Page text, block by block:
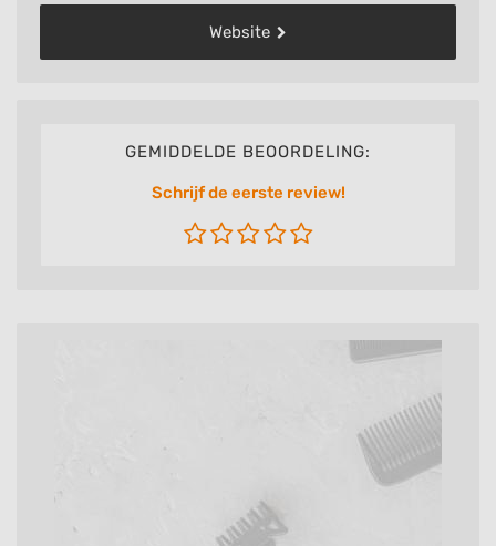
Website
GEMIDDELDE BEOORDELING:
Schrijf de eerste review!